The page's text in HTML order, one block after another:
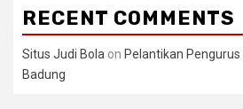
RECENT COMMENTS
Situs Judi Bola on Pelantikan
Badung